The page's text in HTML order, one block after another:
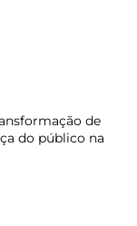
de
do público na